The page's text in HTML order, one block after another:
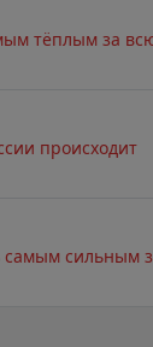
тёплым за
происходит
самым сильным